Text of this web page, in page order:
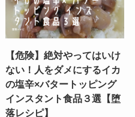
【危険】絶対やってはいけ
ない！人をダメにするイカ
の塩辛×バタートッピング
インスタント食品３選【堕
落レシピ】